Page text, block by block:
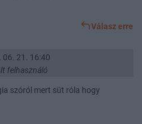
Válasz erre
06. 21. 16:40
felhasználó
szóról mert süt róla hogy